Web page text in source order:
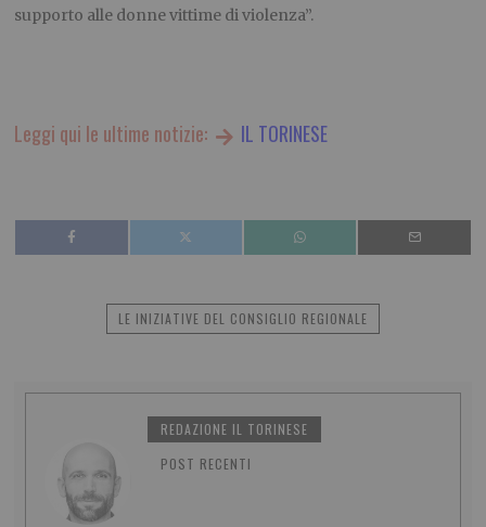
supporto alle donne vittime di violenza”.
Leggi qui le ultime notizie: IL TORINESE
LE INIZIATIVE DEL CONSIGLIO REGIONALE
REDAZIONE IL TORINESE
POST RECENTI